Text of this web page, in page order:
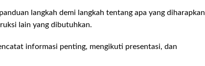
langkah demi langkah tentang apa yang diharapkan
lain yang dibutuhkan.
informasi penting, mengikuti presentasi, dan